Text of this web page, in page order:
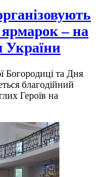
ярмарок – на
України
Богородиці та Дня
благодійний
Героїв на